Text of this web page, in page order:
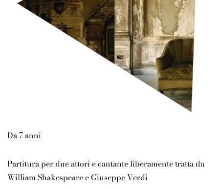
Da 7 anni
Partitura per due attori e cantante liberamente tratta da
William Shakespeare e Giuseppe Verdi